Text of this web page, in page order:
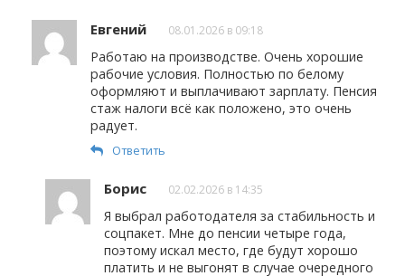
Евгений 08.01.2026 в 09:18
Работаю на производстве. Очень хорошие
рабочие условия. Полностью по белому
оформляют и выплачивают зарплату. Пенсия
стаж налоги всё как положено, это очень
радует.
Ответить
Борис 02.02.2026 в 14:35
Я выбрал работодателя за стабильность и
соцпакет. Мне до пенсии четыре года,
поэтому искал место, где будут хорошо
платить и не выгонят в случае очередного